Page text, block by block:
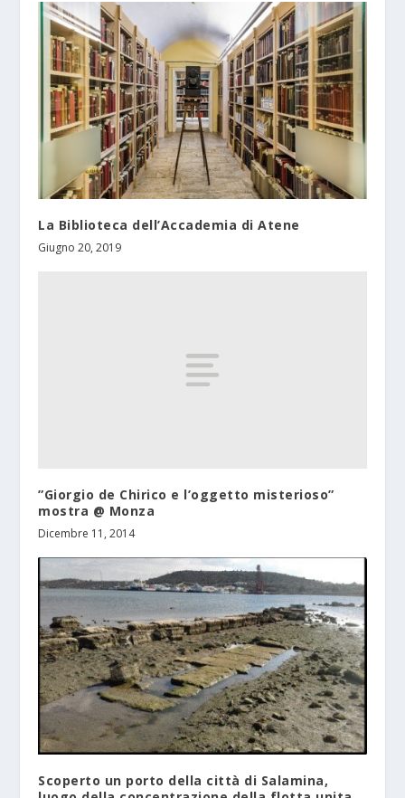
La Biblioteca dell’Accademia di Atene
Giugno 20, 2019
”Giorgio de Chirico e l’oggetto misterioso”
mostra @ Monza
Dicembre 11, 2014
Scoperto un porto della città di Salamina,